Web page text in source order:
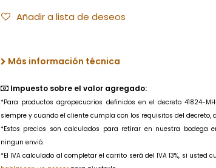
Añadir a lista de deseos
Más información técnica
Impuesto sobre el valor agregado:
*Para productos agropecuarios definidos en el decreto 41824-
siempre y cuando el cliente cumpla con los requisitos del decreto,
*Estos precios son calculados para retirar en nuestra bodega
ningun envió.
*El IVA calculado al completar el carrito será del IVA 13%, si usted